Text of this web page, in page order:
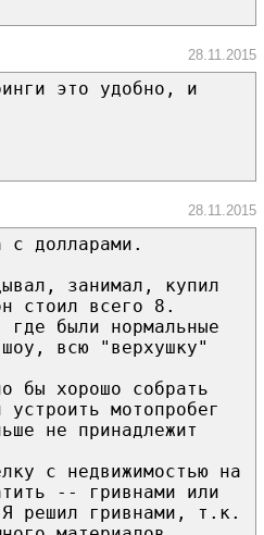
28.11.2015
это удобно, и
28.11.2015
с долларами.
занимал, купил
стоил всего 8.
были нормальные
всю "верхушку"
бы хорошо собрать
мотопробег
не принадлежит
с недвижимостью на
-- гривнами или
решил гривнами, т.к.